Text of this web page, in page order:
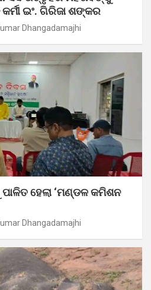
ଇଂ. ଗିରିଜା ଶଙ୍କର
Dhangadamajhi
ପାଳିତ ହେଲା ‘ମଣ୍ଡଳ କମିଶନ
Dhangadamajhi